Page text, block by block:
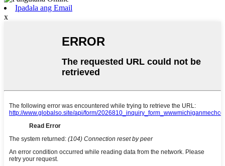
Ipadala ang Email
x